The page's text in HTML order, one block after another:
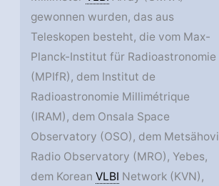
gewonnen wurden, das aus
Teleskopen besteht, die vom Max-
Planck-Institut für Radioastronomie
(MPIfR), dem Institut de
Radioastronomie Millimétrique
(IRAM), dem Onsala Space
Observatory (OSO), dem Metsähovi
Radio Observatory (MRO), Yebes,
dem KoreanVLBI Network (KVN),